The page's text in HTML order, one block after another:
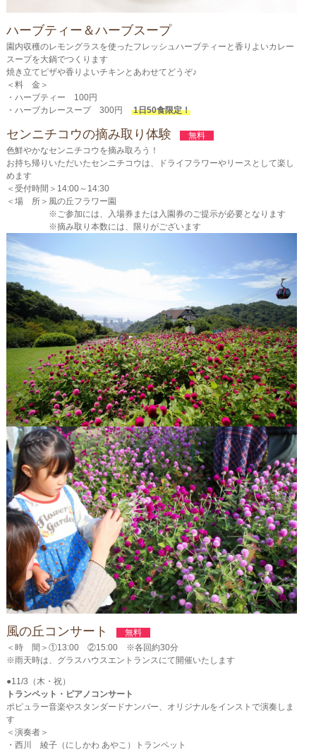
ハーブティー＆ハーブスープ
園内収穫のレモングラスを使ったフレッシュハーブティーと香りよいカレー
スープを大鍋でつくります
焼き立てピザや香りよいチキンとあわせてどうぞ♪
＜料 金＞
・ハーブティー 100円
・ハーブカレースープ 300円 1日50食限定！
センニチコウの摘み取り体験
無料
色鮮やかなセンニチコウを摘み取ろう！
お持ち帰りいただいたセンニチコウは、ドライフラワーやリースとして楽し
めます
＜受付時間＞14:00～14:30
＜場 所＞風の丘フラワー園
※ご参加には、入場券または入園券のご提示が必要となります
※摘み取り本数には、限りがございます
風の丘コンサート
無料
＜時 間＞①13:00 ②15:00 ※各回約30分
※雨天時は、グラスハウスエントランスにて開催いたします
●11/3（木・祝）
トランペット・ピアノコンサート
ポピュラー音楽やスタンダードナンバー、オリジナルをインストで演奏しま
す
＜演奏者＞
・西川 綾子（にしかわ あやこ）トランペット